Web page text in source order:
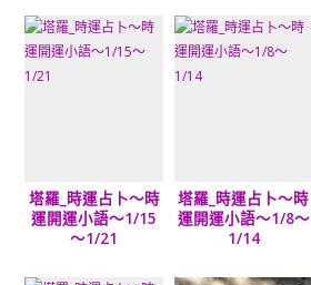
塔羅_時運占卜～時
運開運小語～1/15
～1/21
塔羅_時運占卜～時
運開運小語～1/8～
1/14